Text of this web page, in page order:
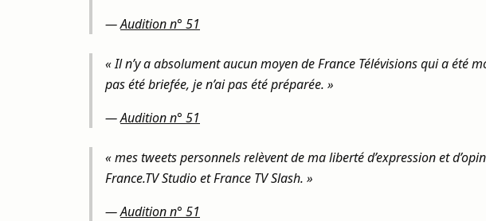
—Audition n° 51
« Il n’y a absolument aucun moyen de France Télévisions qui a été
pas été briefée, je n’ai pas été préparée. »
—Audition n° 51
« mes tweets personnels relèvent de ma liberté d’expression et
France.TV Studio et France TV Slash. »
—Audition n° 51